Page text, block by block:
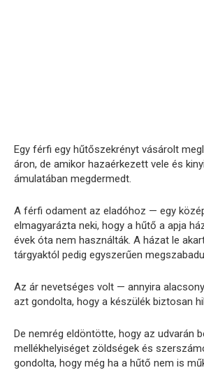
Egy férfi egy hűtőszekrényt vásárolt
áron, de amikor hazaérkezett vele és
ámulatában megdermedt.
A férfi odament az eladóhoz — egy
elmagyarázta neki, hogy a hűtő a apja
évek óta nem használták. A házat le
tárgyaktól pedig egyszerűen
Az ár nevetséges volt — annyira
azt gondolta, hogy a készülék biztosan
De nemrég eldöntötte, hogy az udvarán
mellékhelyiséget zöldségek és
gondolta, hogy még ha a hűtő nem is